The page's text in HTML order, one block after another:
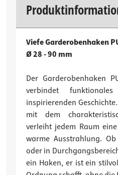
Viefe Garderobenhaken
Ø 28 - 90 mm
Der Garderobenhaken
verbindet
inspirierenden
mit dem
verleiht jedem Raum
warme Ausstrahlung.
oder in
ein Haken, er ist ein